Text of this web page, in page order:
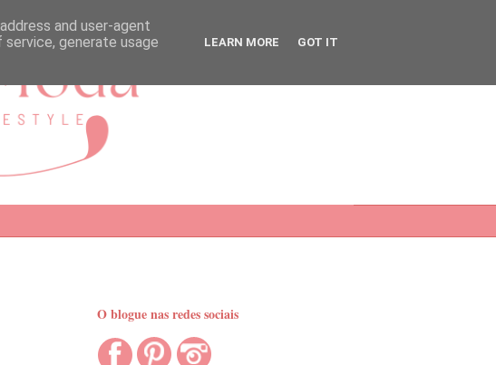
O blogue nas redes sociais
and user-agent
generate usage
LEARN MORE GOT IT